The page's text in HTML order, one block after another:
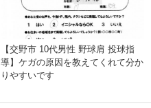
【交野市 10代男性 野球肩 投球指
導】ケガの原因を教えてくれて分か
りやすいです